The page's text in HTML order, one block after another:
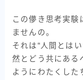
この儚き思考実験
ませんの。
それは“人間とは
然とどう共にある
ようにわたくした